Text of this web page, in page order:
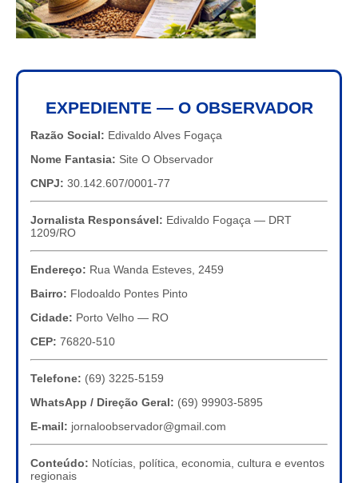
EXPEDIENTE — O OBSERVADOR
Razão Social: Edivaldo Alves Fogaça
Nome Fantasia: Site O Observador
CNPJ: 30.142.607/0001-77
Jornalista Responsável: Edivaldo Fogaça — DRT
1209/RO
Endereço: Rua Wanda Esteves, 2459
Bairro: Flodoaldo Pontes Pinto
Cidade: Porto Velho — RO
CEP: 76820-510
Telefone: (69) 3225-5159
WhatsApp / Direção Geral: (69) 99903-5895
E-mail: jornaloobservador@gmail.com
Conteúdo: Notícias, política, economia, cultura e eventos
regionais